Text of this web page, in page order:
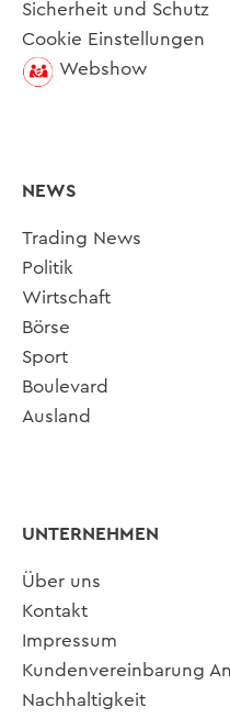
Sicherheit und Schutz
Cookie Einstellungen
Webshow
NEWS
Trading News
Politik
Wirtschaft
Börse
Sport
Boulevard
Ausland
UNTERNEHMEN
Über uns
Kontakt
Impressum
Kundenvereinbarung
Nachhaltigkeit